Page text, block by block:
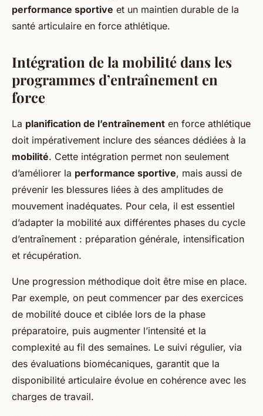
performance sportive et un maintien durable de la
santé articulaire en force athlétique.
Intégration de la mobilité dans les
programmes d’entraînement en
force
La planification de l’entraînement en force athlétique
doit impérativement inclure des séances dédiées à la
mobilité. Cette intégration permet non seulement
d’améliorer la performance sportive, mais aussi de
prévenir les blessures liées à des amplitudes de
mouvement inadéquates. Pour cela, il est essentiel
d’adapter la mobilité aux différentes phases du cycle
d’entraînement : préparation générale, intensification
et récupération.
Une progression méthodique doit être mise en place.
Par exemple, on peut commencer par des exercices
de mobilité douce et ciblée lors de la phase
préparatoire, puis augmenter l’intensité et la
complexité au fil des semaines. Le suivi régulier, via
des évaluations biomécaniques, garantit que la
disponibilité articulaire évolue en cohérence avec les
charges de travail.